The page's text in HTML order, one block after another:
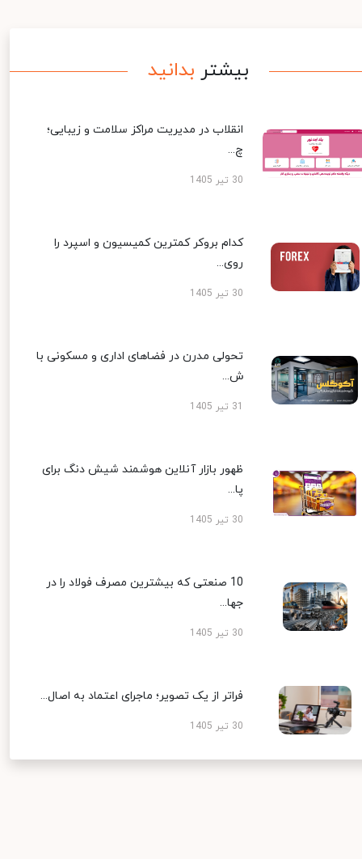
بیشتر بدانید
انقلاب در مدیریت مراکز سلامت و زیبایی؛
چ...
30 تیر 1405
کدام بروکر کمترین کمیسیون و اسپرد را
روی...
30 تیر 1405
تحولی مدرن در فضاهای اداری و مسکونی با
ش...
ظهور بازار آنلاین هوشمند شیش دنگ برای
پا...
30 تیر 1405
10 صنعتی که بیشترین مصرف فولاد را در
جها...
30 تیر 1405
فراتر از یک تصویر؛ ماجرای اعتماد به اصال...
30 تیر 1405